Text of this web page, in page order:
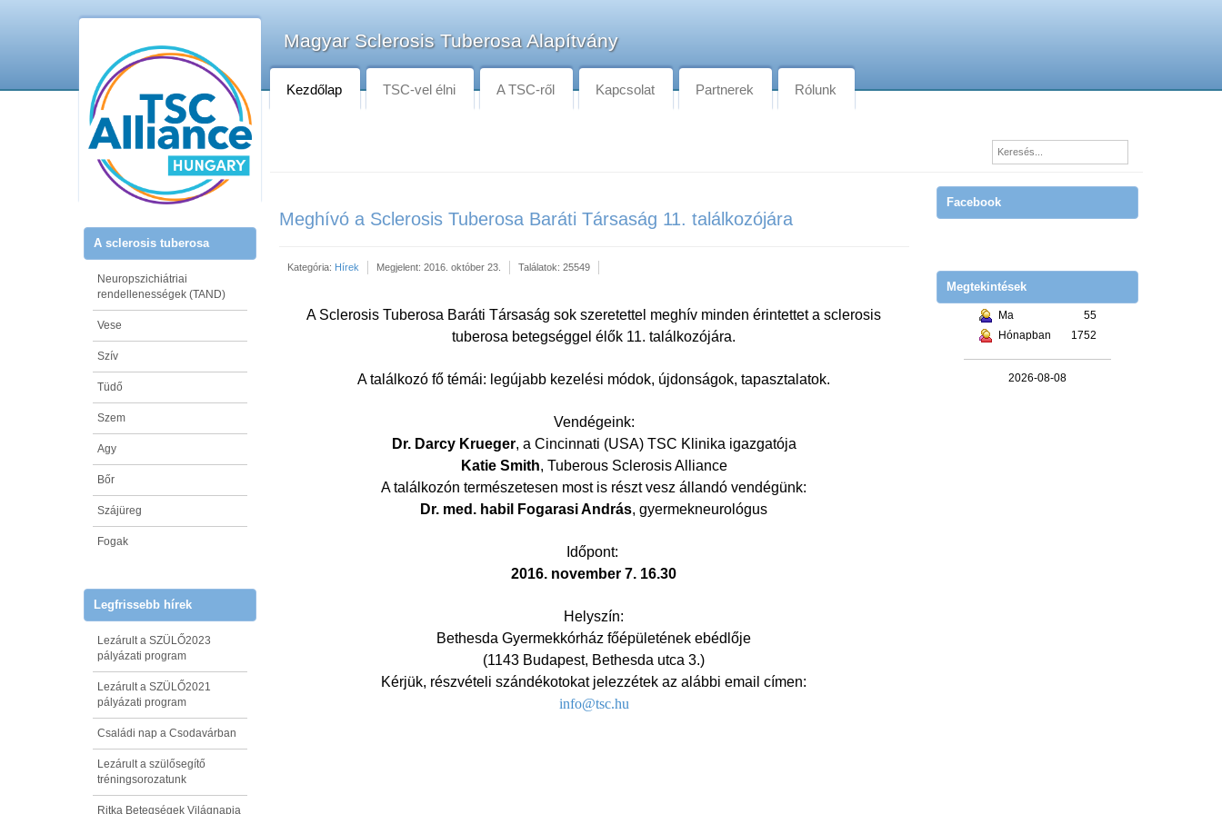
A sclerosis tuberosa
Neuropszichiátriai
rendellenességek (TAND)
Vese
Szív
Tüdő
Szem
Agy
Bőr
Szájüreg
Fogak
Legfrissebb hírek
Lezárult a SZÜLŐ2023
pályázati program
Lezárult a SZÜLŐ2021
pályázati program
Családi nap a Csodavárban
Lezárult a szülősegítő
tréningsorozatunk
Ritka Betegségek Világnapja
Magyar Sclerosis Tuberosa Alapítvány
Kezdőlap TSC-vel élni A TSC-ről Kapcsolat Partnerek Rólunk
Meghívó a Sclerosis Tuberosa Baráti Társaság 11. találkozójára
Kategória: Hírek Megjelent: 2016. október 23. Találatok: 25549
A Sclerosis Tuberosa Baráti Társaság sok szeretettel meghív minden érintettet a sclerosis
tuberosa betegséggel élők 11. találkozójára.
A találkozó fő témái: legújabb kezelési módok, újdonságok, tapasztalatok.
Vendégeink:
Dr. Darcy Krueger, a Cincinnati (USA) TSC Klinika igazgatója
Katie Smith, Tuberous Sclerosis Alliance
A találkozón természetesen most is részt vesz állandó vendégünk:
Dr. med. habil Fogarasi András, gyermekneurológus
Időpont:
2016. november 7. 16.30
Helyszín:
Bethesda Gyermekkórház főépületének ebédlője
(1143 Budapest, Bethesda utca 3.)
Kérjük, részvételi szándékotokat jelezzétek az alábbi email címen:
info@tsc.hu
Facebook
Megtekintések
Ma
55
Hónapban
1752
2026-08-08